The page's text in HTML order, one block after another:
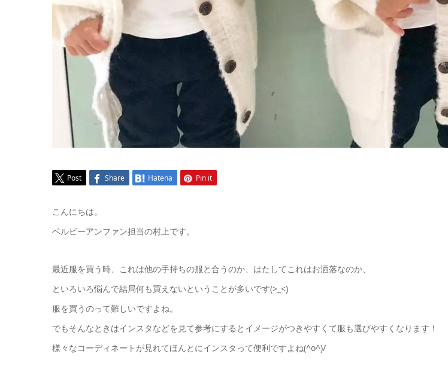
Post Share Hatena Pin it
こんにちは。
ベルビーアンファン担当の村上です。
最近服を買う時、これは他の手持ちの服と合うのか、はたしてこれはお洒落なのか、
といろいろ悩んで結局何も買えないということが多いです(>_<)
服を買うのって難しいですよね。
でもそんなときはインスタなどを見て参考にするとイメージがつきやすくて服も選びやすくなります！
様々なコーディネートが見れてほんとにインスタって便利ですよね(^o^)/